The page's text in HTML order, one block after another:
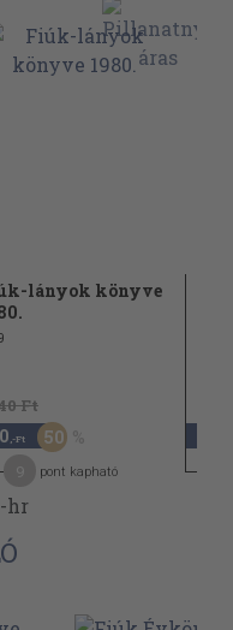
lányok könyve
Ft
,-Ft 50
pont kapható